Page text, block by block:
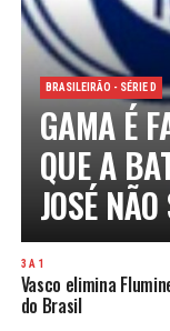
BRASILEIRÃO - SÉRIE D
GAMA É
QUE A
JOSÉ
3 A 1
Vasco elimina
do Brasil